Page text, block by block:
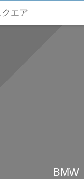
エア
BMW